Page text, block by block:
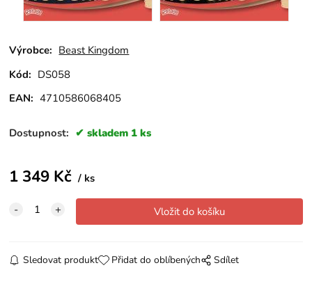
Výrobce: Beast Kingdom
Kód: DS058
EAN: 4710586068405
Dostupnost: skladem 1 ks
1 349 Kč ks
Sledovat produkt Přidat do oblíbených Sdílet